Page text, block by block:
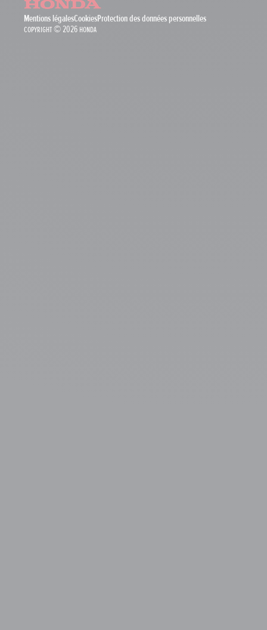
Mentions légalesCookiesProtection des données personnelles
Copyright © 2026 Honda